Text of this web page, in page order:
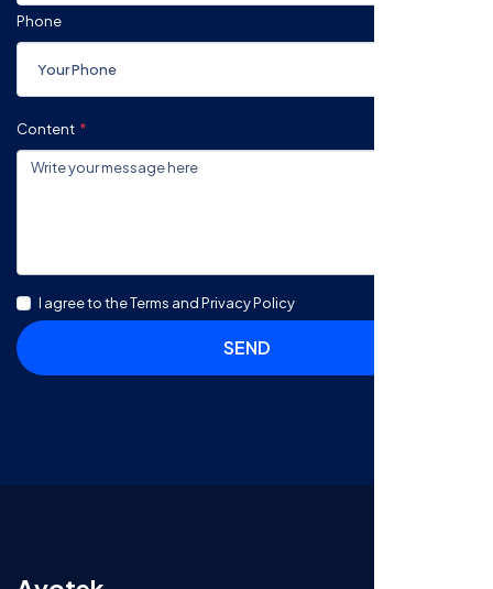
Phone
Content
I agree to the Terms and Privacy Policy
SEND